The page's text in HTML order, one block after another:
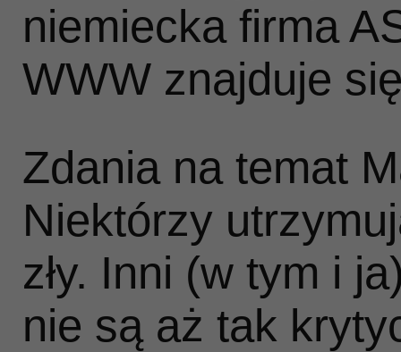
niemiecka firma
WWW znajduje
Zdania na temat
Niektórzy
zły. Inni (w tym i
nie są aż tak